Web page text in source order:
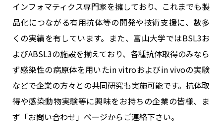
インフォマティクス専門家を擁しており、これまでも製
品化につながる有用抗体等の開発や技術支援に、数多
くの実績を有しています。また、富山大学ではBSL3お
よびABSL3の施設を揃えており、各種抗体取得のみなら
ず感染性の病原体を用いたin vitroおよびin vivoの実験
などで企業の方々との共同研究も実施可能です。抗体取
得や感染動物実験等に興味をお持ちの企業の皆様、ま
ず「お問い合わせ」ページからご連絡下さい。